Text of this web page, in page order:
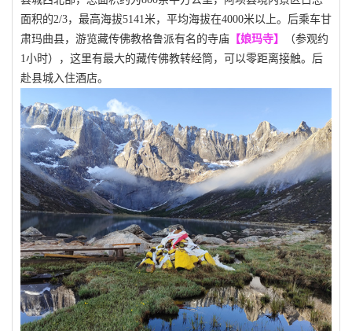
面积的2/3，最高海拔5141米，平均海拔在4000米以上。后乘车甘
肃玛曲县，游览藏传佛教格鲁派有名的寺庙 【娘玛寺】
（参观约
1小时）， 这里有最大的藏传佛教转经筒，可以零距离接触。后
赴县城入住酒店。